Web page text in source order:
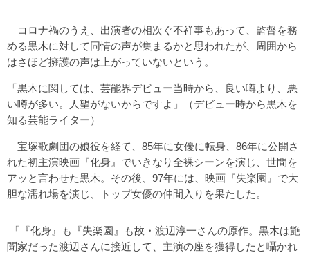
コロナ禍のうえ、出演者の相次ぐ不祥事もあって、監督を務
める黒木に対して同情の声が集まるかと思われたが、周囲から
はさほど擁護の声は上がっていないという。
「黒木に関しては、芸能界デビュー当時から、良い噂より、悪
い噂が多い。人望がないからですよ」（デビュー時から黒木を
知る芸能ライター）
宝塚歌劇団の娘役を経て、85年に女優に転身、86年に公開さ
れた初主演映画『化身』でいきなり全裸シーンを演じ、世間を
アッと言わせた黒木。その後、97年には、映画『失楽園』で大
胆な濡れ場を演じ、トップ女優の仲間入りを果たした。
「『化身』も『失楽園』も故・渡辺淳一さんの原作。黒木は艶
聞家だった渡辺さんに接近して、主演の座を獲得したと囁かれ